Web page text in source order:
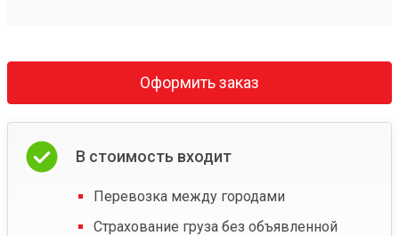
Оформить заказ
В стоимость входит
Перевозка между городами
Страхование груза без объявленной